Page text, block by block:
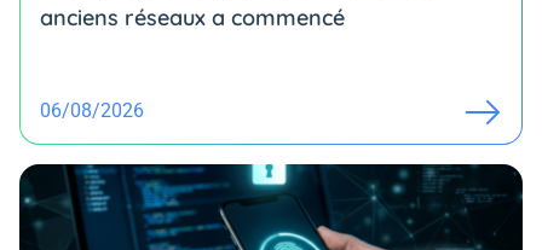
anciens réseaux a commencé
06/08/2026